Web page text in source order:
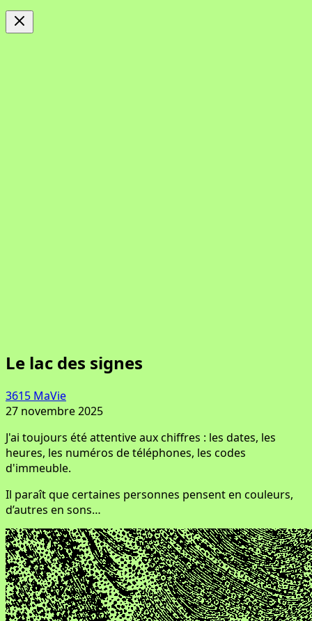
Le lac des signes
3615 MaVie
27 novembre 2025
J'ai toujours été attentive aux chiffres : les dates, les
heures, les numéros de téléphones, les codes
d'immeuble.
Il paraît que certaines personnes pensent en couleurs,
d’autres en sons…